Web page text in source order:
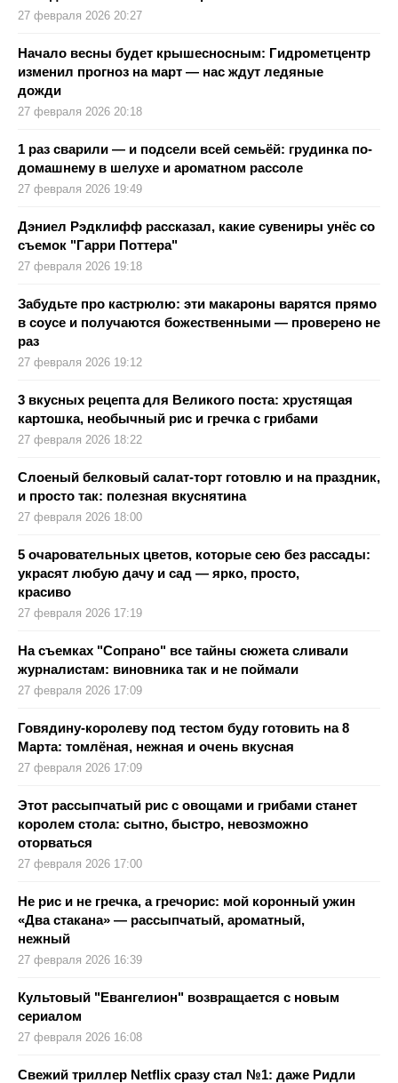
27 февраля 2026 20:27
Начало весны будет крышесносным: Гидрометцентр
изменил прогноз на март — нас ждут ледяные
дожди
27 февраля 2026 20:18
1 раз сварили — и подсели всей семьёй: грудинка по-
домашнему в шелухе и ароматном рассоле
27 февраля 2026 19:49
Дэниел Рэдклифф рассказал, какие сувениры унёс со
съемок "Гарри Поттера"
27 февраля 2026 19:18
Забудьте про кастрюлю: эти макароны варятся прямо
в соусе и получаются божественными — проверено не
раз
27 февраля 2026 19:12
3 вкусных рецепта для Великого поста: хрустящая
картошка, необычный рис и гречка с грибами
27 февраля 2026 18:22
Слоеный белковый салат-торт готовлю и на праздник,
и просто так: полезная вкуснятина
27 февраля 2026 18:00
5 очаровательных цветов, которые сею без рассады:
украсят любую дачу и сад — ярко, просто,
красиво
27 февраля 2026 17:19
На съемках "Сопрано" все тайны сюжета сливали
журналистам: виновника так и не поймали
27 февраля 2026 17:09
Говядину-королеву под тестом буду готовить на 8
Марта: томлёная, нежная и очень вкусная
27 февраля 2026 17:09
Этот рассыпчатый рис с овощами и грибами станет
королем стола: сытно, быстро, невозможно
оторваться
27 февраля 2026 17:00
Не рис и не гречка, а гречорис: мой коронный ужин
«Два стакана» — рассыпчатый, ароматный,
нежный
27 февраля 2026 16:39
Культовый "Евангелион" возвращается с новым
сериалом
27 февраля 2026 16:08
Свежий триллер Netflix сразу стал №1: даже Ридли